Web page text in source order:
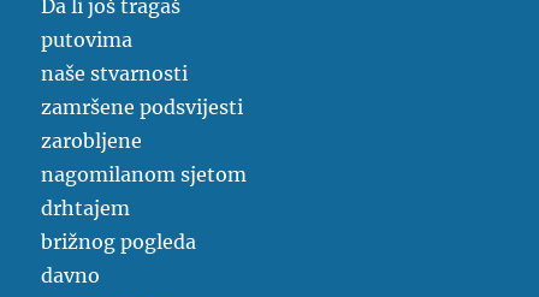
Da li još tragaš
putovima
naše stvarnosti
zamršene podsvijesti
zarobljene
nagomilanom sjetom
drhtajem
brižnog pogleda
davno